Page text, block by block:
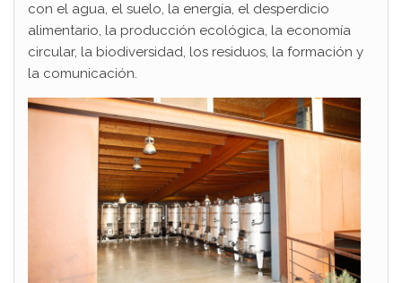
con el agua, el suelo, la energía, el desperdicio
alimentario, la producción ecológica, la economía
circular, la biodiversidad, los residuos, la formación y
la comunicación.